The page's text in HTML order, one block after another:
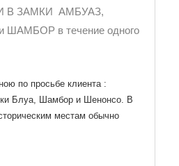
В ЗАМКИ АМБУАЗ,
в течение одного
по просьбе клиента :
Блуа, Шамбор и Шенонсо. В
местам обычно